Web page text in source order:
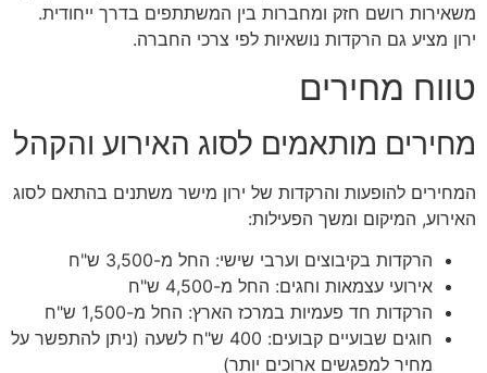
משאירות רושם חזק ומחברות בין המשתתפים בדרך ייחודית.
ירון מציע גם הרקדות נושאיות לפי צרכי החברה.
טווח מחירים
מחירים מותאמים לסוג האירוע והקהל
המחירים להופעות והרקדות של ירון מישר משתנים בהתאם לסוג
האירוע, המיקום ומשך הפעילות:
הרקדות בקיבוצים וערבי שישי: החל מ-3,500 ש"ח
אירועי עצמאות וחגים: החל מ-4,500 ש"ח
הרקדות חד פעמיות במרכז הארץ: החל מ-1,500 ש"ח
חוגים שבועיים קבועים: 400 ש"ח לשעה (ניתן להתפשר על
מחיר למפגשים ארוכים יותר)